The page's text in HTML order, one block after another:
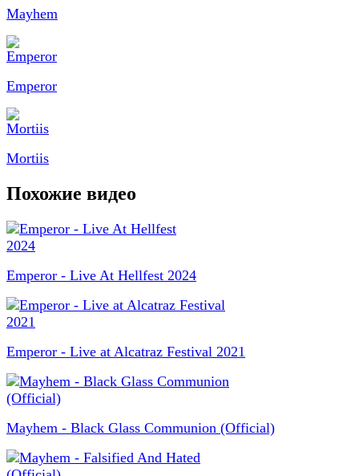
Mayhem
Emperor
Mortiis
Похожие видео
Emperor - Live At Hellfest 2024
Emperor - Live at Alcatraz Festival 2021
Mayhem - Black Glass Communion (Official)